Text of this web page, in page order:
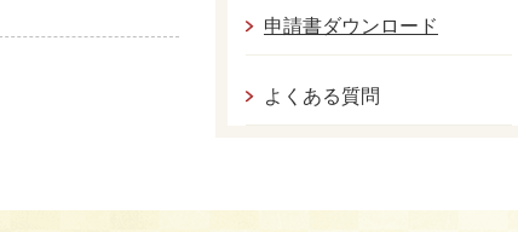
申請書ダウンロード
よくある質問